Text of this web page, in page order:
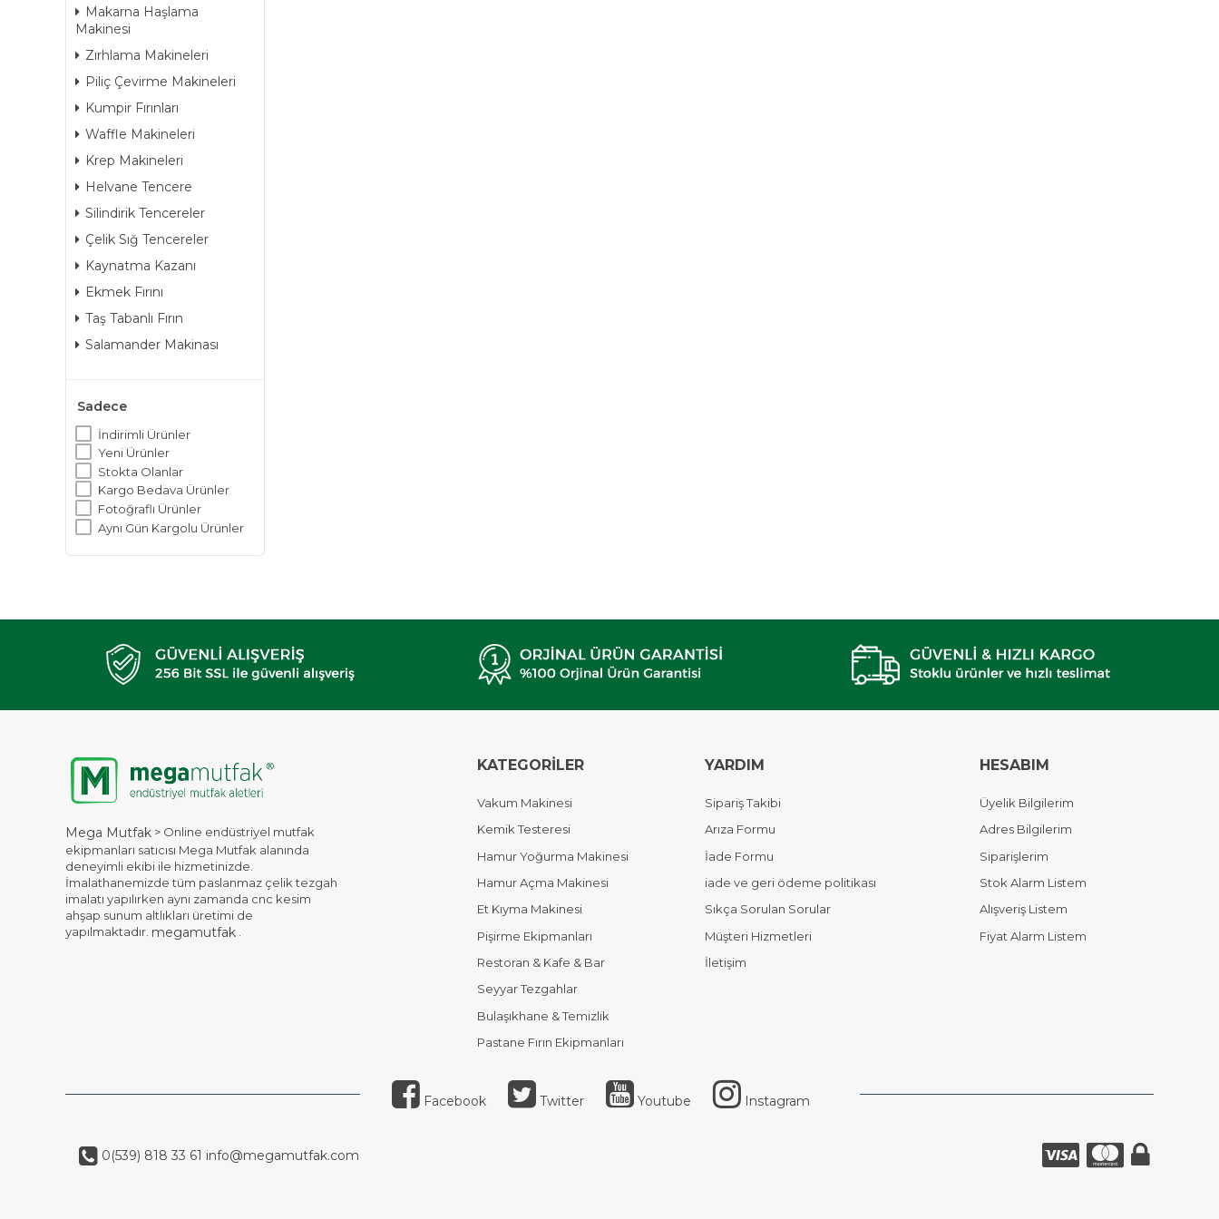
Makarna Haşlama
Makinesi
Zırhlama Makineleri
Piliç Çevirme Makineleri
Kumpir Fırınları
Waffle Makineleri
Krep Makineleri
Helvane Tencere
Silindirik Tencereler
Çelik Sığ Tencereler
Kaynatma Kazanı
Ekmek Fırını
Taş Tabanlı Fırın
Salamander Makinası
Sadece
İndirimli Ürünler
Yeni Ürünler
Stokta Olanlar
Kargo Bedava Ürünler
Fotoğraflı Ürünler
Aynı Gün Kargolu Ürünler
Mega Mutfak > Online endüstriyel mutfak
ekipmanları satıcısı Mega Mutfak alanında
deneyimli ekibi ile hizmetinizde.
İmalathanemizde tüm paslanmaz çelik tezgah
imalatı yapılırken aynı zamanda cnc kesim
ahşap sunum altlıkları üretimi de
yapılmaktadır. megamutfak .
KATEGORİLER
Vakum Makinesi
Kemik Testeresi
Hamur Yoğurma Makinesi
Hamur Açma Makinesi
Et Kıyma Makinesi
Pişirme Ekipmanları
Restoran & Kafe & Bar
Seyyar Tezgahlar
Bulaşıkhane & Temizlik
Pastane Fırın Ekipmanları
YARDIM
Sipariş Takibi
Arıza Formu
İade Formu
iade ve geri ödeme politikası
Sıkça Sorulan Sorular
Müşteri Hizmetleri
İletişim
HESABIM
Üyelik Bilgilerim
Adres Bilgilerim
Siparişlerim
Stok Alarm Listem
Alışveriş Listem
Fiyat Alarm Listem
Facebook Twitter Youtube Instagram
0(539) 818 33 61 info@megamutfak.com